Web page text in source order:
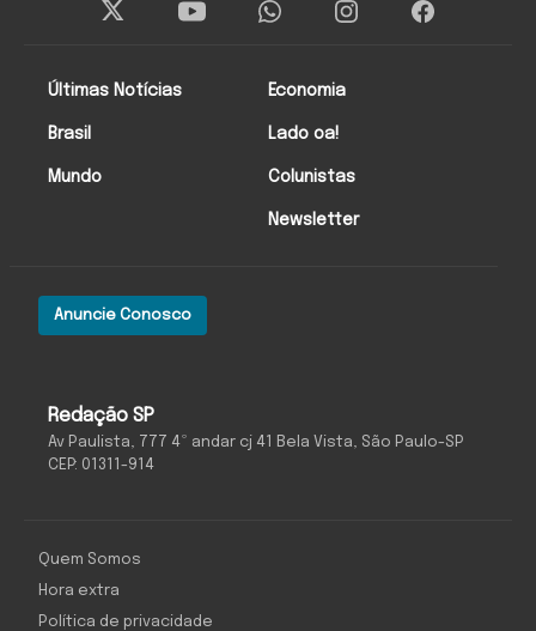
Redação SP
Av Paulista, 777 4º andar cj 41 Bela Vista, São Paulo-SP
CEP: 01311-914
Anuncie Conosco
Últimas Notícias
Brasil
Mundo
Economia
Lado oa!
Colunistas
Newsletter
Quem Somos
Hora extra
Política de privacidade